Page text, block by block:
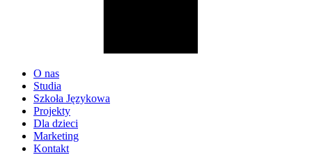
O nas
Studia
Szkoła Językowa
Projekty
Dla dzieci
Marketing
Kontakt